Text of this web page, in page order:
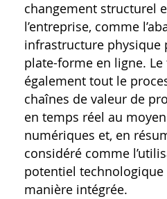
changement structurel
l’entreprise, comme
infrastructure physique
plate-forme en ligne.
également tout le
chaînes de valeur de
en temps réel au
numériques et, en
considéré comme
potentiel technologique
manière intégrée.